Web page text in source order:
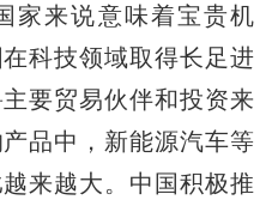
家来说意味着宝贵机
科技领域取得长足进
要贸易伙伴和投资来
品中，新能源汽车等
来越大。中国积极推